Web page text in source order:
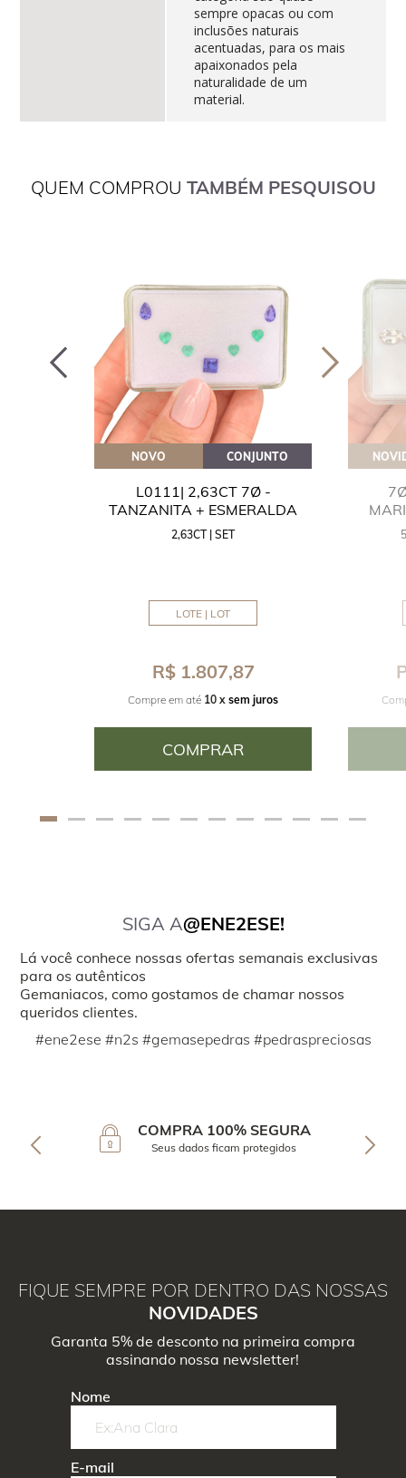
sempre opacas ou com
inclusões naturais
acentuadas, para os mais
apaixonados pela
naturalidade de um
material.
QUEM COMPROU TAMBÉM PESQUISOU
NOVO CONJUNTO
L0111| 2,63CT 7Ø -
TANZANITA + ESMERALDA
2,63CT | SET
LOTE | LOT
R$ 1.807,87
Compre em até 10 x sem juros
COMPRAR
SIGA A@ENE2ESE!
Lá você conhece nossas ofertas semanais exclusivas
para os autênticos
Gemaniacos, como gostamos de chamar nossos
queridos clientes.
#ene2ese #n2s #gemasepedras #pedraspreciosas
COMPRA 100% SEGURA
Seus dados ficam protegidos
FIQUE SEMPRE POR DENTRO DAS NOSSAS
NOVIDADES
Garanta 5% de desconto na primeira compra
assinando nossa newsletter!
Nome
E-mail